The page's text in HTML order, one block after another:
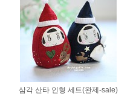
삼각 산타 인형 세트(완제-sale)